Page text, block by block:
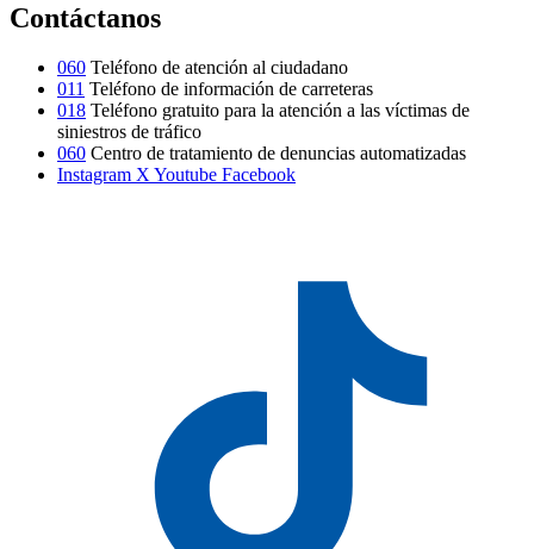
Contáctanos
060 Teléfono de atención al ciudadano
011 Teléfono de información de carreteras
018 Teléfono gratuito para la atención a las víctimas de
siniestros de tráfico
060 Centro de tratamiento de denuncias automatizadas
Instagram XYoutube Facebook